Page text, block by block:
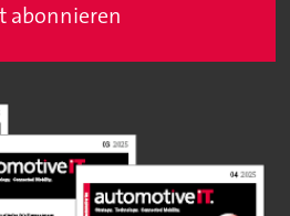
abonnieren